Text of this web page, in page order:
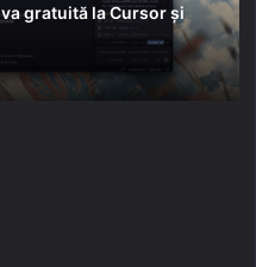
gratuită la Cursor și